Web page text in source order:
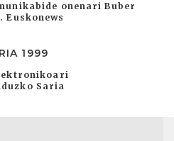
onenari Buber
Euskonews
1999
Saria